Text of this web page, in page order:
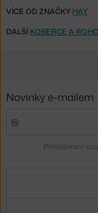
VÍCE OD ZNAČKY HAY
DALŠÍ KOBERCE A
Novinky e-mailem
Přihlášením